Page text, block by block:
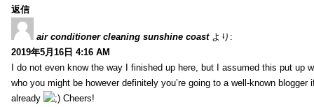
返信
air conditioner cleaning sunshine coast より:
2019年5月16日 4:16 AM
I do not even know the way I finished up here, but I assumed this put up
who you might be however definitely you’re going to a well-known blogger
already
Cheers!